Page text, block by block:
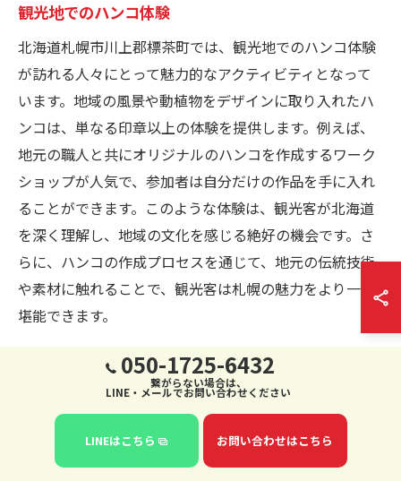
観光地でのハンコ体験
北海道札幌市川上郡標茶町では、観光地でのハンコ体験
が訪れる人々にとって魅力的なアクティビティとなって
います。地域の風景や動植物をデザインに取り入れたハ
ンコは、単なる印章以上の体験を提供します。例えば、
地元の職人と共にオリジナルのハンコを作成するワーク
ショップが人気で、参加者は自分だけの作品を手に入れ
ることができます。このような体験は、観光客が北海道
を深く理解し、地域の文化を感じる絶好の機会です。さ
らに、ハンコの作成プロセスを通じて、地元の伝統技術
や素材に触れることで、観光客は札幌の魅力をより一層
堪能できます。
お土産としてのハンコの価値
札幌市川上郡標茶町で作成されるオリジナルハンコは、
お土産としても非常に価値があります。観光客は、地域
特有のデザインを施したハンコを持ち帰ることで、旅の
050-1725-6432
繋がらない場合は、
LINE・メールでお問い合わせください
LINEはこちら お問い合わせはこちら